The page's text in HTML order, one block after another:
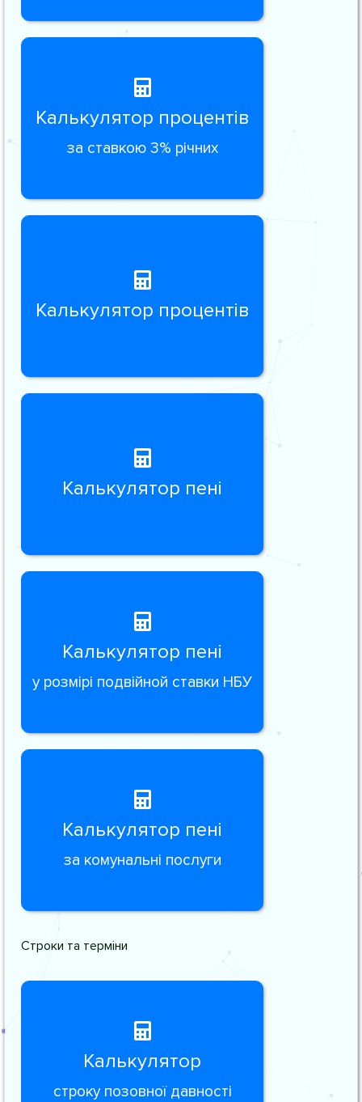
Калькулятор процентів
за ставкою 3% річних
Калькулятор процентів
Калькулятор пені
Калькулятор пені
у розмірі подвійной ставки НБУ
Калькулятор пені
за комунальні послуги
Строки та терміни
Калькулятор
строку позовної давності